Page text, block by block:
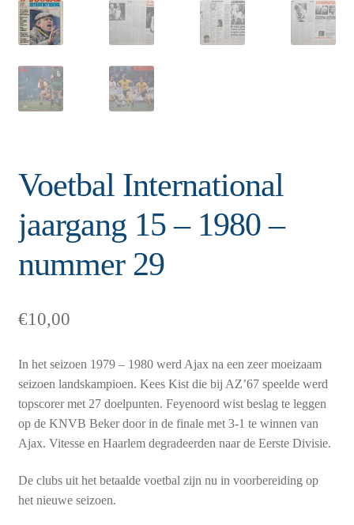
Voetbal International
jaargang 15 – 1980 –
nummer 29
€10,00
In het seizoen 1979 – 1980 werd Ajax na een zeer moeizaam
seizoen landskampioen. Kees Kist die bij AZ’67 speelde werd
topscorer met 27 doelpunten. Feyenoord wist beslag te leggen
op de KNVB Beker door in de finale met 3-1 te winnen van
Ajax. Vitesse en Haarlem degradeerden naar de Eerste Divisie.
De clubs uit het betaalde voetbal zijn nu in voorbereiding op
het nieuwe seizoen.